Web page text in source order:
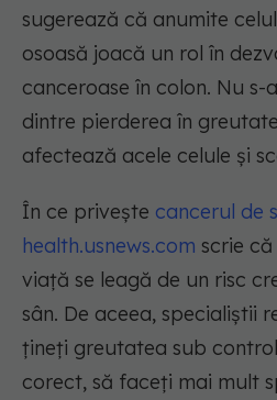
sugerează că anumite
osoasă joacă un rol în
canceroase în colon. Nu
dintre pierderea în
afectează acele celule și
În ce privește cancerul de
health.usnews.com scrie
viață se leagă de un risc
sân. De aceea, specialiștii
țineți greutatea sub
corect, să faceți mai mult